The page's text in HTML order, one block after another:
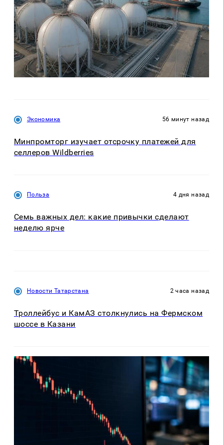
Экономика 56 минут назад
Минпромторг изучает отсрочку платежей для
селлеров Wildberries
Польза 4 дня назад
Семь важных дел: какие привычки сделают
неделю ярче
Новости Татарстана 2 часа назад
Троллейбус и КамАЗ столкнулись на Фермском
шоссе в Казани